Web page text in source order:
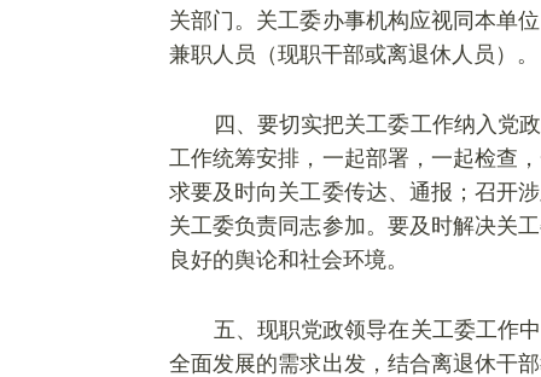
关部门。关工委办事机构应视同本单
兼职人员（现职干部或离退休人员）。
四、要切实把关工委工作纳入党
工作统筹安排，一起部署，一起检查
求要及时向关工委传达、通报；召开
关工委负责同志参加。要及时解决关
良好的舆论和社会环境。
五、现职党政领导在关工委工作
全面发展的需求出发，结合离退休干